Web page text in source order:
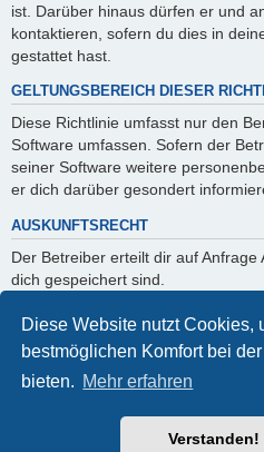
Diese Website nutzt Cookies,
bestmöglichen Komfort bei
bieten. Mehr erfahren
Verstanden!
ist. Darüber hinaus dürfen er und
kontaktieren, sofern du dies in
gestattet hast.
GELTUNGSBEREICH DIESER
Diese Richtlinie umfasst nur den
Software umfassen. Sofern der
seiner Software weitere
er dich darüber gesondert
AUSKUNFTSRECHT
Der Betreiber erteilt dir auf
dich gespeichert sind.
Du kannst jederzeit die Löschung
verlangen. Kontaktiere hierzu bitte
Powered byphpBB® Forum